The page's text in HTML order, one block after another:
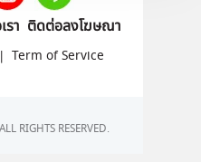
รา ติดต่อลงโฆษณา
| Term of Service
RIGHTS RESERVED.